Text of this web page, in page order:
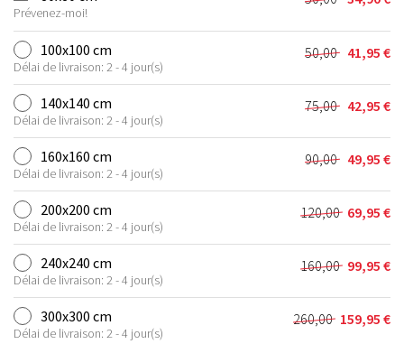
Prévenez-moi! Le
prix
initial
était :
50,00 €.
Le
prix
actuel
est :
34,90 €.
100x100 cm
Délai de livraison: 2 - 4 jour(s)
50,00
Le
prix
initial
était :
50,00 €.
41,95 €
Le
prix
actuel
est :
41,95 €.
140x140 cm
Délai de livraison: 2 - 4 jour(s)
75,00
Le
prix
initial
était :
75,00 €.
42,95 €
Le
prix
actuel
est :
42,95 €.
160x160 cm
Délai de livraison: 2 - 4 jour(s)
90,00
Le
prix
initial
était :
90,00 €.
49,95 €
Le
prix
actuel
est :
49,95 €.
200x200 cm
Délai de livraison: 2 - 4 jour(s)
120,00
Le
prix
initial
était :
120,00 €.
69,95 €
Le
prix
actuel
est :
69,95 €.
240x240 cm
Délai de livraison: 2 - 4 jour(s)
160,00
Le
prix
initial
était :
99,95 €
Le
prix
actuel
est :
300x300 cm
Délai de livraison: 2 - 4 jour(s)
260,00
Le 159,95 €
Le